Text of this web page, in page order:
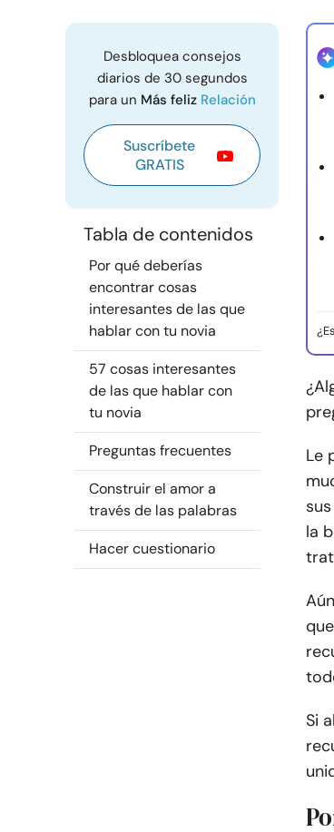
Desbloquea consejos
diarios de 30 segundos
para un Más feliz Relación
Suscríbete
GRATIS
Tabla de contenidos
Por qué deberías
encontrar cosas
interesantes de las que
hablar con tu novia
57 cosas interesantes
de las que hablar con
tu novia
Preguntas frecuentes
Construir el amor a
través de las palabras
Hacer cuestionario
Le
la
Si